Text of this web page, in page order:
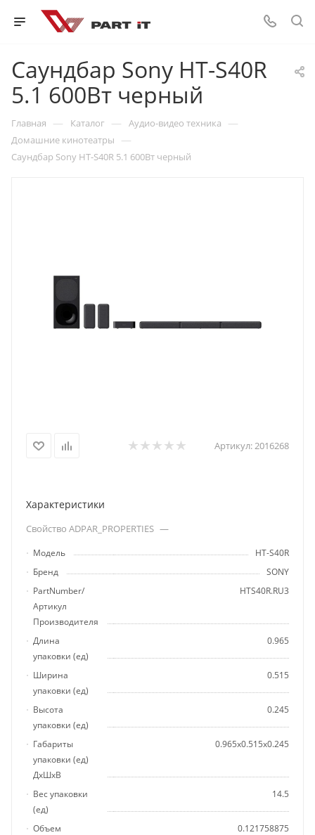
Саундбар Sony HT-S40R
5.1 600Вт черный
Главная — Каталог — Аудио-видео техника —
Домашние кинотеатры —
Саундбар Sony HT-S40R 5.1 600Вт черный
Артикул:2016268
Характеристики
Свойство ADPAR_PROPERTIES —
Модель
HT-S40R
Бренд
SONY
PartNumber/
Артикул
Производителя
HTS40R.RU3
Длина
упаковки (ед)
0.965
Ширина
упаковки (ед)
0.515
Высота
упаковки (ед)
0.245
Габариты
упаковки (ед)
ДхШхВ
0.965x0.515x0.245
Вес упаковки
(ед)
14.5
Объем
0.121758875